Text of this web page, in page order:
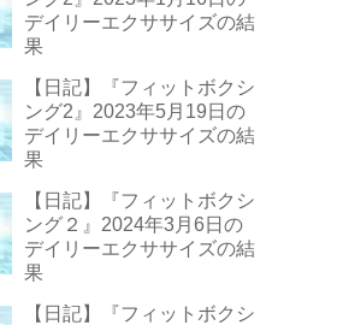
デイリーエクササイズの結
果
【日記】『フィットボクシ
ング2』2023年5月19日の
デイリーエクササイズの結
果
【日記】『フィットボクシ
ング２』2024年3月6日の
デイリーエクササイズの結
果
【日記】『フィットボクシ